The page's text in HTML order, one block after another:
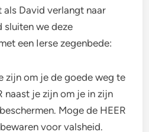
David verlangt naar
sluiten we deze
een Ierse zegenbede:
zijn om je de goede weg te
naast je zijn om je in zijn
Moge de HEER
voor valsheid.